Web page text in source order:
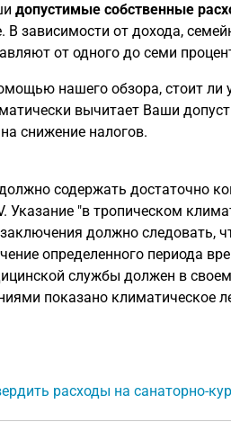
допустимые собственные
В зависимости от дохода,
от одного до семи
нашего обзора, стоит ли
вычитает Ваши
снижение налогов.
содержать достаточно
Указание "в тропическом
должно следовать,
определенного периода
службы должен в
показано климатическое
расходы на санаторно-